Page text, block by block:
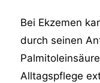
Bei Ekzemen
durch seinen
Alltagspflege